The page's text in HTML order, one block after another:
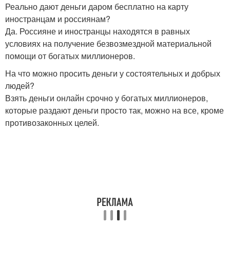
Реально дают деньги даром бесплатно на карту
иностранцам и россиянам?
Да. Россияне и иностранцы находятся в равных
условиях на получение безвозмездной материальной
помощи от богатых миллионеров.
На что можно просить деньги у состоятельных и добрых
людей?
Взять деньги онлайн срочно у богатых миллионеров,
которые раздают деньги просто так, можно на все, кроме
противозаконных целей.